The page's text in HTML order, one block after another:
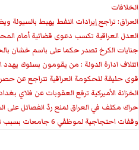
الخلافات
العراق: تراجع إيرادات النفط يهبط
العدل العراقية تكسب دعوى قضائية أمام
جنايات الكرخ تصدر حكما على باسم خشان بالحبس الشديد 3
ائتلاف ادارة الدولة : من يقومون بسلوك يهدد
قوى حليفة للحكومة العراقية تتراجع عن
الخزانة الأميركية ترفع العقوبات عن فلاي
حراك مكثف في العراق لمنع ردّ الفصائل على
وقفات احتجاجية لموظفي 6 جامعات بسبب تأخر الرواتب